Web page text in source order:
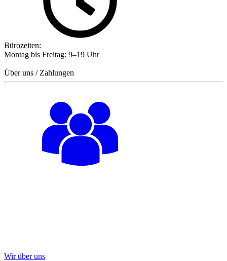
Bürozeiten:
Montag bis Freitag: 9–19 Uhr
Über uns / Zahlungen
Wir über uns